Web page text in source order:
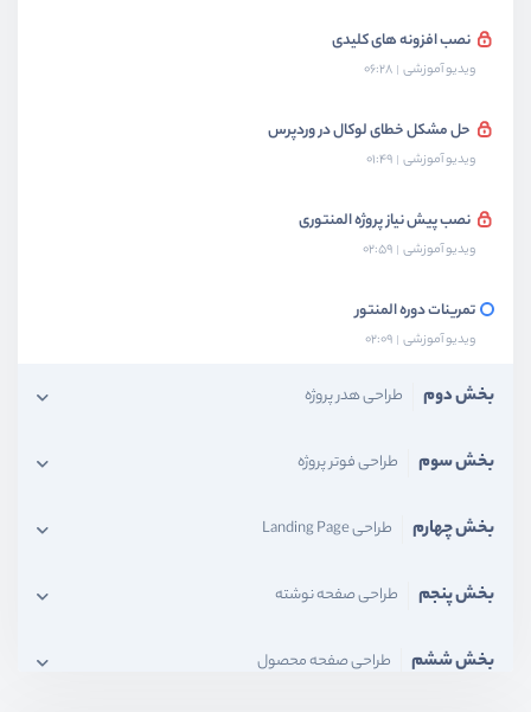
نصب افزونه های کلیدی
ویدیو آموزشی 06:28
حل مشکل خطای لوکال در وردپرس
ویدیو آموزشی 01:49
نصب پیش نیاز پروژه المنتوری
ویدیو آموزشی 02:59
تمرینات دوره المنتور
ویدیو آموزشی 02:09
بخش دوم طراحی هدر پروژه
بخش سوم طراحی فوتر پروژه
بخش چهارم طراحی Landing Page
بخش پنجم طراحی صفحه نوشته
بخش ششم طراحی صفحه محصول